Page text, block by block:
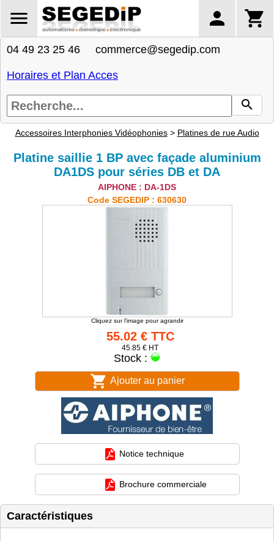
04 49 23 25 46 commerce@segedip.com
Horaires et Plan Acces
Accessoires Interphonies Vidéophonies> Platines de rue Audio
Platine saillie 1 BP avec façade aluminium
DA1DS pour séries DB et DA
AIPHONE : DA-1DS
Code SEGEDIP : 630630
Cliquez sur l'image pour agrandir
55.02 € TTC
45.85 € HT
Stock :
Ajouter au panier
Notice technique
Brochure commerciale
Caractéristiques